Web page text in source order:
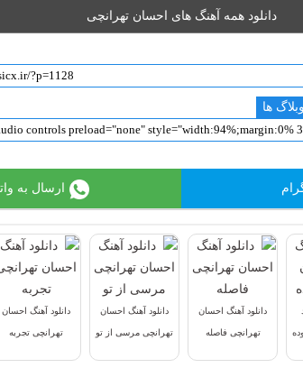
دانلود همه آهنگ های احسان تهرانچی
ها
ارسال به
دانلود آهنگ احسان
تهرانچی فاصله
دانلود آهنگ احسان
تهرانچی مرسی از تو
دانلود آهنگ احسان
تهرانچی تجربه